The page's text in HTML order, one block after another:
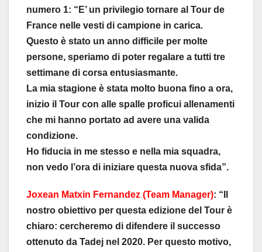
numero 1: “E’ un privilegio tornare al Tour de
France nelle vesti di campione in carica.
Questo è stato un anno difficile per molte
persone, speriamo di poter regalare a tutti tre
settimane di corsa entusiasmante.
La mia stagione è stata molto buona fino a ora,
inizio il Tour con alle spalle proficui allenamenti
che mi hanno portato ad avere una valida
condizione.
Ho fiducia in me stesso e nella mia squadra,
non vedo l’ora di iniziare questa nuova sfida”.
Joxean Matxin Fernandez (Team Manager): “Il
nostro obiettivo per questa edizione del Tour è
chiaro: cercheremo di difendere il successo
ottenuto da Tadej nel 2020. Per questo motivo,